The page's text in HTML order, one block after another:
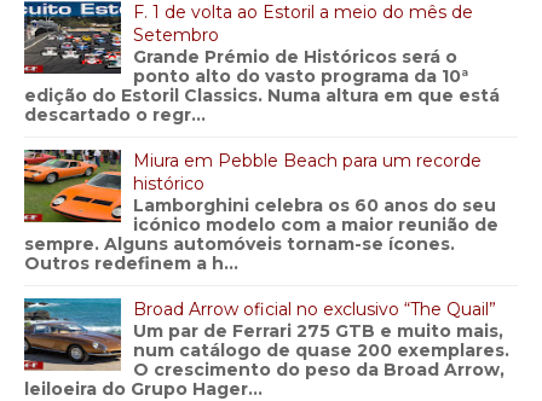
F. 1 de volta ao Estoril a meio do mês de
Setembro
Grande Prémio de Históricos será o
ponto alto do vasto programa da 10ª
edição do Estoril Classics. Numa altura em que está
descartado o regr...
Miura em Pebble Beach para um recorde
histórico
Lamborghini celebra os 60 anos do seu
icónico modelo com a maior reunião de
sempre. Alguns automóveis tornam-se ícones.
Outros redefinem a h...
Broad Arrow oficial no exclusivo “The Quail”
Um par de Ferrari 275 GTB e muito mais,
num catálogo de quase 200 exemplares.
O crescimento do peso da Broad Arrow,
leiloeira do Grupo Hager...